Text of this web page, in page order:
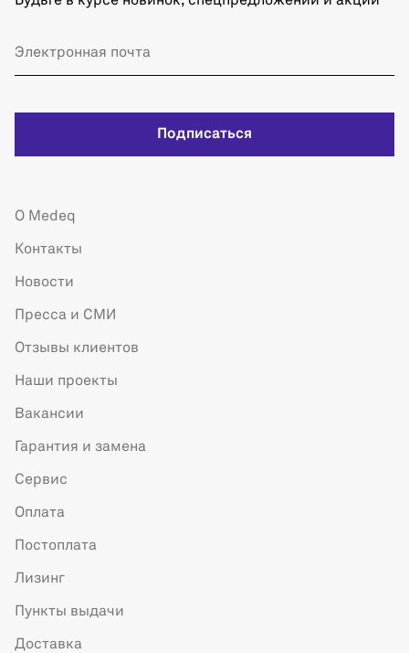
Подписаться
О Medeq
Контакты
Новости
Пресса и СМИ
Отзывы клиентов
Наши проекты
Вакансии
Гарантия и замена
Сервис
Оплата
Постоплата
Лизинг
Пункты выдачи
Доставка